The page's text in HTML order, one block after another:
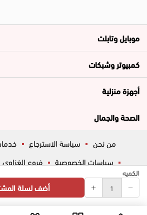
الكميه
أضف لسلة
موبايل وتابلت
كمبيوتر وشبكات
أجهزة منزلية
الصحة والجمال
من نحن سياسة الاسترجاع
سياسات الخصوصية
فروع الغزاوي
المساعدة
ڤاليو